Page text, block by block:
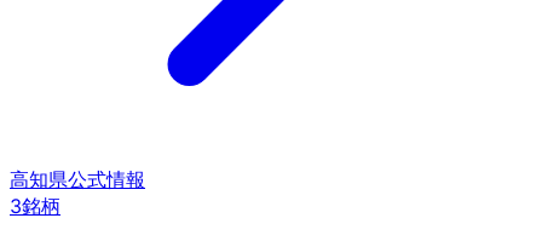
高知県公式情報
3銘柄